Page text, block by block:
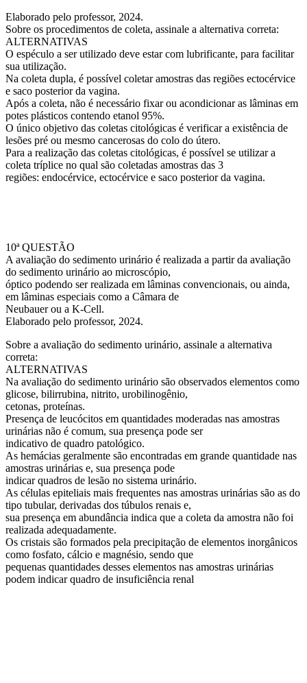
Elaborado pelo professor, 2024.
Sobre os procedimentos de coleta, assinale a alternativa correta:
ALTERNATIVAS
O espéculo a ser utilizado deve estar com lubrificante, para facilitar
sua utilização.
Na coleta dupla, é possível coletar amostras das regiões ectocérvice
e saco posterior da vagina.
Após a coleta, não é necessário fixar ou acondicionar as lâminas em
potes plásticos contendo etanol 95%.
O único objetivo das coletas citológicas é verificar a existência de
lesões pré ou mesmo cancerosas do colo do útero.
Para a realização das coletas citológicas, é possível se utilizar a
coleta tríplice no qual são coletadas amostras das 3
regiões: endocérvice, ectocérvice e saco posterior da vagina.
10ª QUESTÃO
A avaliação do sedimento urinário é realizada a partir da avaliação
do sedimento urinário ao microscópio,
óptico podendo ser realizada em lâminas convencionais, ou ainda,
em lâminas especiais como a Câmara de
Neubauer ou a K-Cell.
Elaborado pelo professor, 2024.
Sobre a avaliação do sedimento urinário, assinale a alternativa
correta:
ALTERNATIVAS
Na avaliação do sedimento urinário são observados elementos como
glicose, bilirrubina, nitrito, urobilinogênio,
cetonas, proteínas.
Presença de leucócitos em quantidades moderadas nas amostras
urinárias não é comum, sua presença pode ser
indicativo de quadro patológico.
As hemácias geralmente são encontradas em grande quantidade nas
amostras urinárias e, sua presença pode
indicar quadros de lesão no sistema urinário.
As células epiteliais mais frequentes nas amostras urinárias são as do
tipo tubular, derivadas dos túbulos renais e,
sua presença em abundância indica que a coleta da amostra não foi
realizada adequadamente.
Os cristais são formados pela precipitação de elementos inorgânicos
como fosfato, cálcio e magnésio, sendo que
pequenas quantidades desses elementos nas amostras urinárias
podem indicar quadro de insuficiência renal